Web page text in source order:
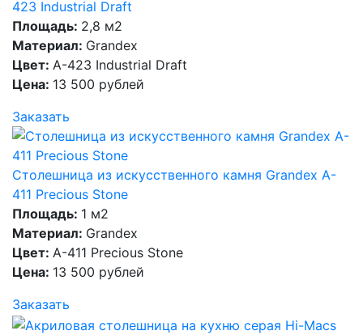
423 Industrial Draft
Площадь: 2,8 м2
Материал: Grandex
Цвет: A-423 Industrial Draft
Цена: 13 500 рублей
Заказать
Столешница из искусственного камня Grandex A-
411 Precious Stone
Площадь: 1 м2
Материал: Grandex
Цвет: A-411 Precious Stone
Цена: 13 500 рублей
Заказать